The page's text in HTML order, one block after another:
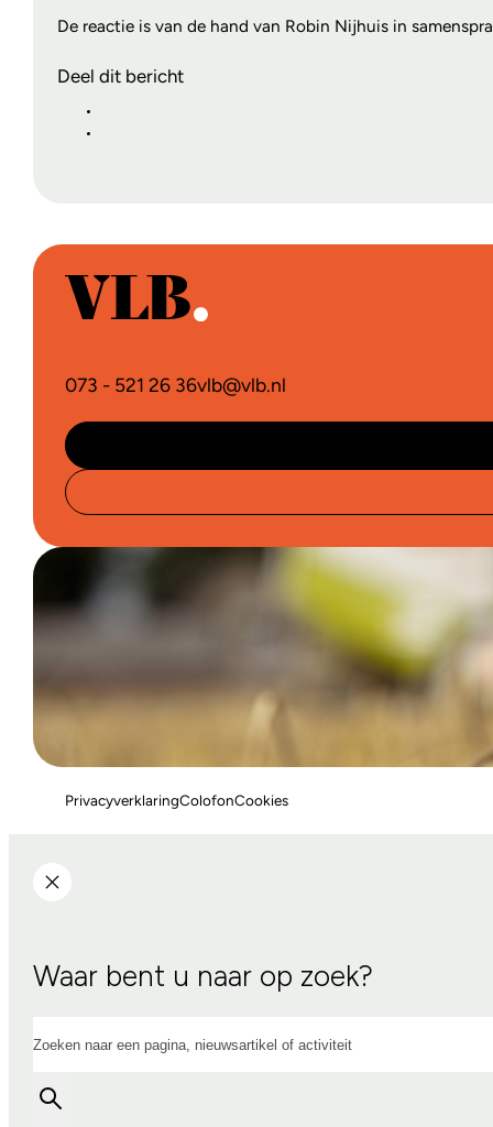
De reactie is van de hand van Robin Nijhuis in
Deel dit bericht
073 - 521 26 36vlb@vlb.nl
PrivacyverklaringColofonCookies
Waar bent u naar op zoek?